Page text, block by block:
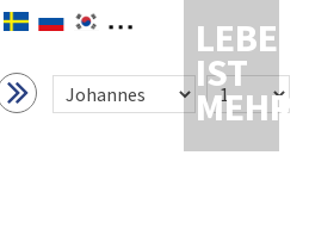
LEBEN
IST
MEHR